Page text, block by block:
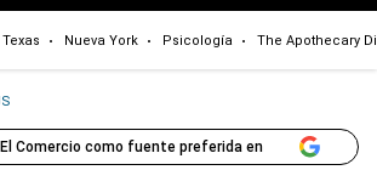
Texas Nueva York Psicología The Apothecary
Comercio como fuente preferida en